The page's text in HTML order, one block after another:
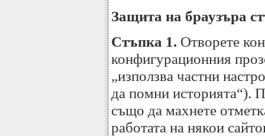
Защита на браузъра
Стъпка 1. Отворете
конфигурационния
„използва частни
да помни историята“).
също да махнете
работата на някои